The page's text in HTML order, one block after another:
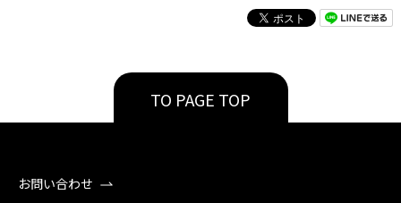
TO PAGE TOP
お問い合わせ